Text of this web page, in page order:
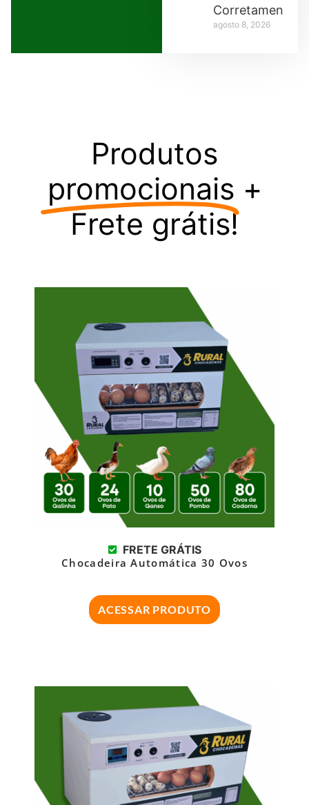
Corretamente
agosto 8, 2026
Produtos
promocionais +
Frete grátis!
FRETE GRÁTIS
Chocadeira Automática 30 Ovos
ACESSAR PRODUTO